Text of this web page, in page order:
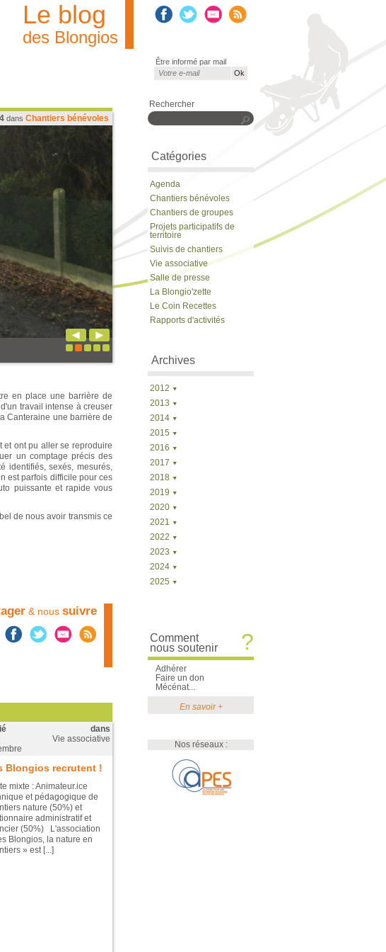
Être informé par mail
Courriel*
Le blog
des Blongios
dans Chantiers bénévoles
en place une barrière de
travail intense à creuser
Canteraine une barrière de
et ont pu aller se reproduire
un comptage précis des
identifiés, sexés, mesurés,
est parfois difficile pour ces
puissante et rapide vous
de nous avoir transmis ce
& nous suivre
dans
Vie associative
Blongios recrutent !
mixte : Animateur.ice
et pédagogique de
nature (50%) et
administratif et
(50%) L'association
Blongios, la nature en
» est [...]
Rechercher
Rechercher
Catégories
Agenda
Chantiers bénévoles
Chantiers de groupes
Projets participatifs de
territoire
Suivis de chantiers
Vie associative
Salle de presse
La Blongio'zette
Le Coin Recettes
Rapports d'activités
Archives
2012
2013
2014
2015
2016
2017
2018
2019
2020
2021
2022
2023
2024
2025
Comment
nous soutenir
?
Adhérer
Faire un don
Mécénat...
En savoir +
Nos réseaux :